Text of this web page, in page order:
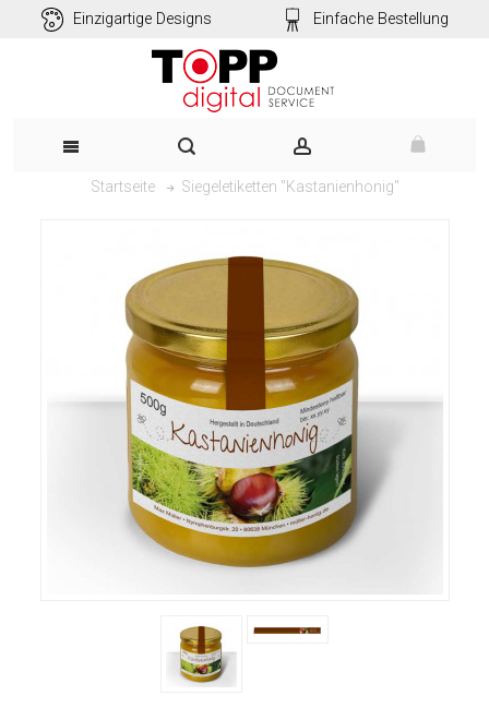
Einzigartige Designs Einfache Bestellung
Startseite Siegeletiketten "Kastanienhonig"